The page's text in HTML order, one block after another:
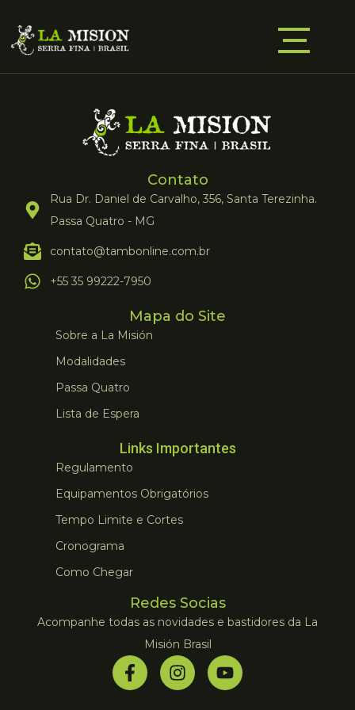
Contato
Rua Dr. Daniel de Carvalho, 356, Santa Terezinha.
Passa Quatro - MG
contato@tambonline.com.br
+55 35 99222-7950
Mapa do Site
Sobre a La Misión
Modalidades
Passa Quatro
Lista de Espera
Links Importantes
Regulamento
Equipamentos Obrigatórios
Tempo Limite e Cortes
Cronograma
Como Chegar
Redes Socias
Acompanhe todas as novidades e bastidores da La
Misión Brasil